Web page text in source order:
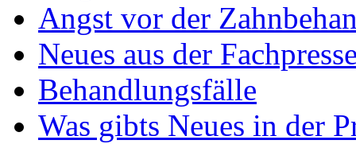
Angst vor der
Neues aus der
Behandlungsfälle
Was gibts Neues in der